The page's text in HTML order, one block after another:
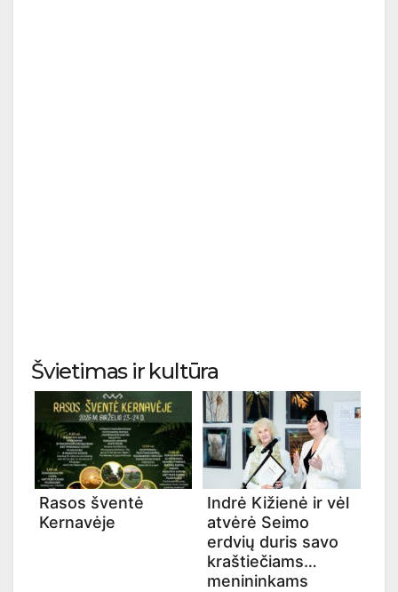
Švietimas ir kultūra
Rasos šventė
Kernavėje
Indrė Kižienė ir vėl
atvėrė Seimo
erdvių duris savo
kraštiečiams
menininkams